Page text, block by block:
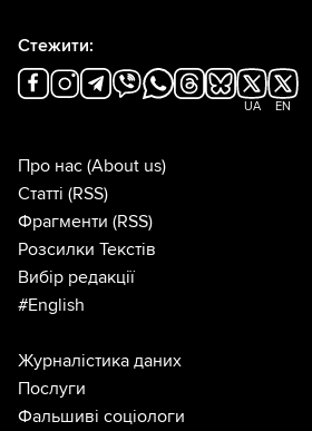
Стежити:
UA EN
Про нас (About us)
Статті (RSS)
Фрагменти (RSS)
Розсилки Текстів
Вибір редакції
#English
Журналістика даних
Послуги
Фальшиві соціологи